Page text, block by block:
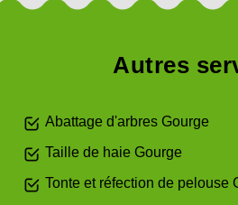
Autres
Abattage d'arbres Gourge
Taille de haie Gourge
Tonte et réfection de pelouse